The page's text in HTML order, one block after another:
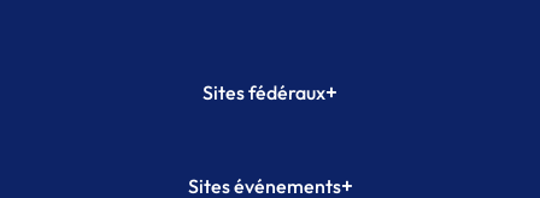
Sites fédéraux+
Plateforme Formation
Sites événements+